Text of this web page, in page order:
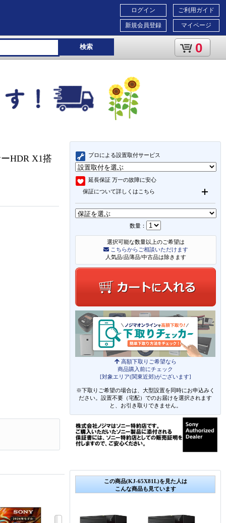
ご利用ガイド
マイページ
ログイン
新規会員登録
検索 0
プロによる設置取付サービス
延長保証 万一の故障に安心
保証について詳しくはこちら
数量：
選択可能な数量以上のご希望は
こちらからご相談いただけます
人気品/品薄品/中古品は除きます
高額下取りご希望なら
商品購入前にチェック
[対象エリア(関東近郊)がございます]
※下取りご希望の場合は、大型設置を同時にお申込みく
ださい。設置不要（宅配）でのお届けを選択されます
と、お引き取りできません。
この商品(KJ-65X81L)を見た人は
こんな商品も見ています
HDR X1搭